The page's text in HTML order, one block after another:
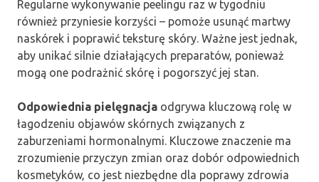
Regularne wykonywanie peelingu raz w tygodniu
również przyniesie korzyści – pomoże usunąć martwy
naskórek i poprawić teksturę skóry. Ważne jest jednak,
aby unikać silnie działających preparatów, ponieważ
mogą one podrażnić skórę i pogorszyć jej stan.
Odpowiednia pielęgnacja odgrywa kluczową rolę w
łagodzeniu objawów skórnych związanych z
zaburzeniami hormonalnymi. Kluczowe znaczenie ma
zrozumienie przyczyn zmian oraz dobór odpowiednich
kosmetyków, co jest niezbędne dla poprawy zdrowia